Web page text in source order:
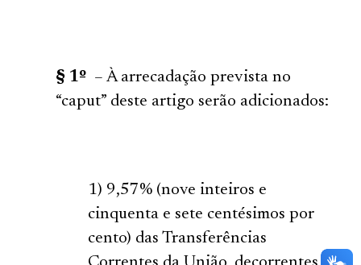
§ 1º – À arrecadação prevista no
“caput” deste artigo serão adicionados:
1) 9,57% (nove inteiros e
cinquenta e sete centésimos por
cento) das Transferências